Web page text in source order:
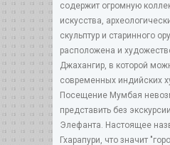
содержит огромную
искусства,
скульптур и старинного
расположена и
Джахангир, в которой
современных индийских
Посещение Мумбая
представить без
Элефанта. Настоящее
Гхарапури, что значит